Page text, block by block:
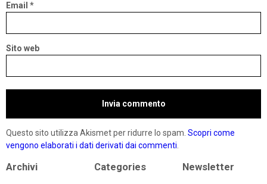
Email *
Sito web
Questo sito utilizza Akismet per ridurre lo spam. Scopri come
vengono elaborati i dati derivati dai commenti.
Archivi Categories Newsletter